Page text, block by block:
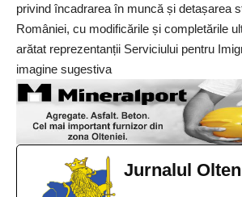
privind încadrarea în muncă și detașarea
României, cu modificările și completările
arătat reprezentanții Serviciului pentru
imagine sugestiva
Jurnalul